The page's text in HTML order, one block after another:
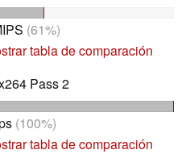
(61%)
tabla de comparación
Pass 2
(100%)
tabla de comparación